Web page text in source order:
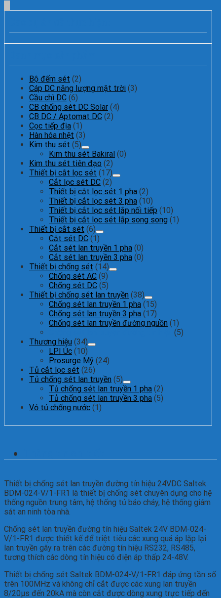
Bộ đếm sét (2)
Cáp DC năng lượng mặt trời (3)
Cầu chì DC (6)
CB chống sét DC Solar (4)
CB DC / Aptomat DC (2)
Cọc tiếp địa (1)
Hàn hóa nhệt (3)
Kim thu sét (5)
Kim thu sét Bakiral (0)
Kim thu sét tiên đạo (2)
Thiết bị cắt lọc sét (17)
Cắt lọc sét DC (2)
Thiết bị cắt lọc sét 1 pha (2)
Thiết bị cắt lọc sét 3 pha (10)
Thiết bị cắt lọc sét lắp nối tiếp (10)
Thiết bị cắt lọc sét lắp song song (1)
Thiết bị cắt sét (6)
Cắt sét DC (1)
Cắt sét lan truyền 1 pha (0)
Cắt sét lan truyền 3 pha (0)
Thiết bị chống sét (14)
Chống sét AC (9)
Chống sét DC (5)
Thiết bị chống sét lan truyền (38)
Chống sét lan truyền 1 pha (15)
Chống sét lan truyền 3 pha (17)
Chống sét lan truyền đường nguồn (1)
(5)
Thương hiệu (34)
LPI Úc (10)
Prosurge Mỹ (24)
Tủ cắt lọc sét (26)
Tủ chống sét lan truyền (5)
Tủ chống sét lan truyền 1 pha (2)
Tủ chống sét lan truyền 3 pha (5)
Vỏ tủ chống nước (1)
Thiết bị chống sét lan truyền đường tín hiệu 24VDC Saltek
BDM-024-V/1-FR1 là thiết bị chống sét chuyên dụng cho hệ
thống nguồn trung tâm, hệ thống tủ báo cháy, hệ thống giám
sát an ninh tòa nhà.
Chống sét lan truyền đường tín hiệu Saltek 24V BDM-024-
V/1-FR1 được thiết kế để triệt tiêu các xung quá áp lặp lại
lan truyền gây ra trên các đường tín hiệu RS232, RS485,
tương thích các dòng tín hiệu có điện áp thấp 24-48V.
Thiết bị chống sét Saltek BDM-024-V/1-FR1 đáp ứng tần số
trên 100MHz và không chỉ cắt được các xung lan truyền
8/20µs đến 20kA mà còn cắt được dòng xung trực tiếp đến